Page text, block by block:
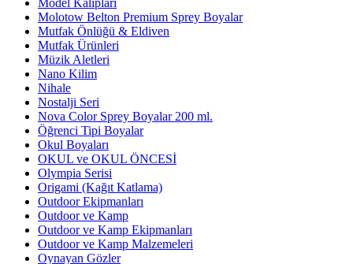
Model Kalıpları
Molotow Belton Premium Sprey Boyalar
Mutfak Önlüğü & Eldiven
Mutfak Ürünleri
Müzik Aletleri
Nano Kilim
Nihale
Nostalji Seri
Nova Color Sprey Boyalar 200 ml.
Öğrenci Tipi Boyalar
Okul Boyaları
OKUL ve OKUL ÖNCESİ
Olympia Serisi
Origami (Kağıt Katlama)
Outdoor Ekipmanları
Outdoor ve Kamp
Outdoor ve Kamp Ekipmanları
Outdoor ve Kamp Malzemeleri
Oynayan Gözler